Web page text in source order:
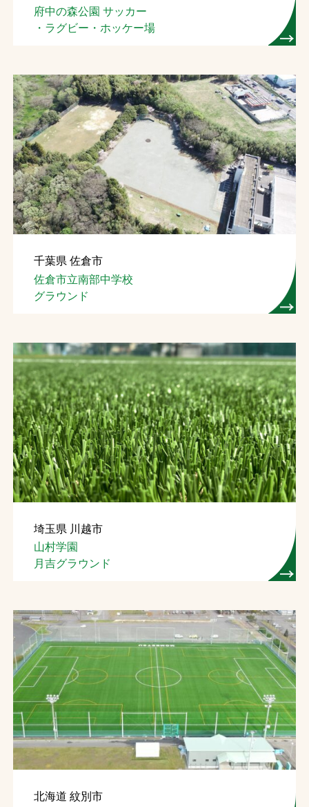
府中の森公園 サッカー
・ラグビー・ホッケー場
千葉県 佐倉市
佐倉市立南部中学校
グラウンド
埼玉県 川越市
山村学園
月吉グラウンド
北海道 紋別市